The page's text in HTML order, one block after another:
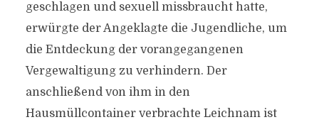
geschlagen und sexuell missbraucht hatte,
erwürgte der Angeklagte die Jugendliche, um
die Entdeckung der vorangegangenen
Vergewaltigung zu verhindern. Der
anschließend von ihm in den
Hausmüllcontainer verbrachte Leichnam ist